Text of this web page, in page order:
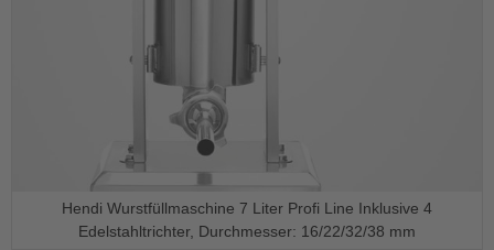
Hendi Wurstfüllmaschine 7 Liter Profi Line Inklusive 4
Edelstahltrichter, Durchmesser: 16/22/32/38 mm